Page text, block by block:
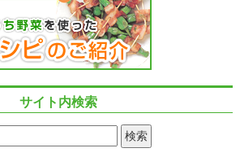
サイト内検索